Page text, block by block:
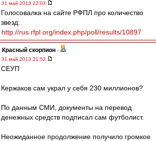
31 май 2013 22:03
Голосовалка на сайте РФПЛ про количество
звезд:
http://rus.rfpl.org/index.php/poll/results/10897
Красный скорпион -
31 май 2013 21:52
СЕУП
Кержаков сам украл у себя 230 миллионов?
По данным СМИ, документы на перевод
денежных средств подписал сам футболист.
Неожиданное продолжение получило громкое